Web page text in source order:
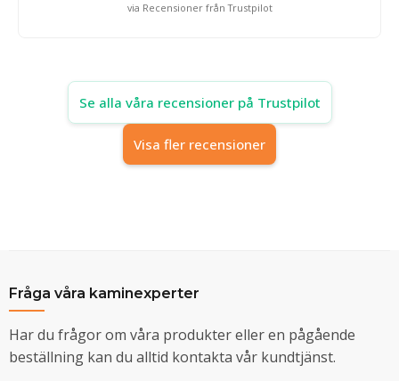
via Recensioner från Trustpilot
Se alla våra recensioner på Trustpilot
Visa fler recensioner
Fråga våra kaminexperter
Har du frågor om våra produkter eller en pågående
beställning kan du alltid kontakta vår kundtjänst.